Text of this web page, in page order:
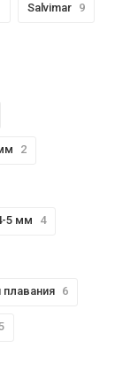
Salvimar 9
2
5 мм 4
6